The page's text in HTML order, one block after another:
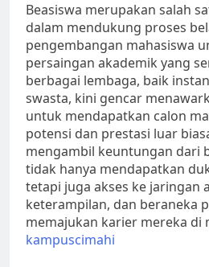
Beasiswa merupakan salah
dalam mendukung proses
pengembangan mahasiswa
persaingan akademik yang
berbagai lembaga, baik
swasta, kini gencar
untuk mendapatkan calon
potensi dan prestasi luar
mengambil keuntungan dari
tidak hanya mendapatkan
tetapi juga akses ke jaringan
keterampilan, dan beraneka
memajukan karier mereka di
kampuscimahi